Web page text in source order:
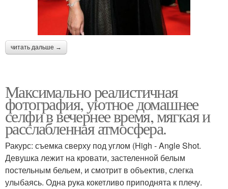
читать дальше →
Максимально реалистичная
фотография, уютное домашнее
селфи в вечернее время, мягкая и
расслабленная атмосфера.
Ракурс: съемка сверху под углом (High - Angle Shot.
Девушка лежит на кровати, застеленной белым
постельным бельем, и смотрит в объектив, слегка
улыбаясь. Одна рука кокетливо приподнята к плечу.